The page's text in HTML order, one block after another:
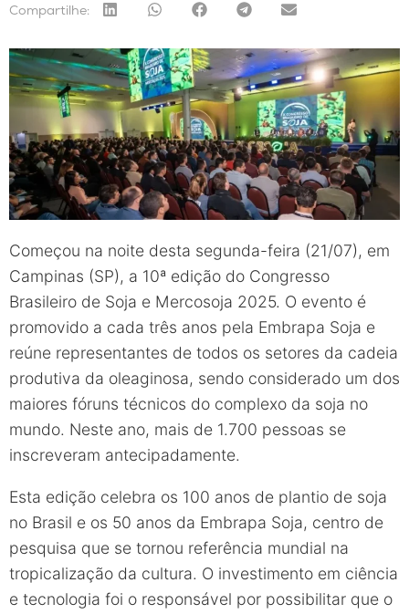
Compartilhe:
Começou na noite desta segunda-feira (21/07), em
Campinas (SP), a 10ª edição do Congresso
Brasileiro de Soja e Mercosoja 2025. O evento é
promovido a cada três anos pela Embrapa Soja e
reúne representantes de todos os setores da cadeia
produtiva da oleaginosa, sendo considerado um dos
maiores fóruns técnicos do complexo da soja no
mundo. Neste ano, mais de 1.700 pessoas se
inscreveram antecipadamente.
Esta edição celebra os 100 anos de plantio de soja
no Brasil e os 50 anos da Embrapa Soja, centro de
pesquisa que se tornou referência mundial na
tropicalização da cultura. O investimento em ciência
e tecnologia foi o responsável por possibilitar que o